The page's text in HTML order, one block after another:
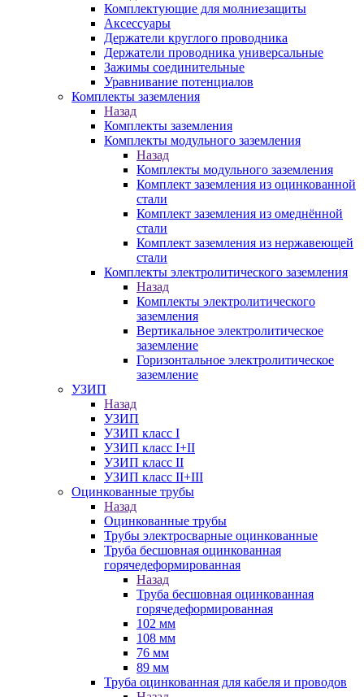
Комплектующие для молниезащиты
Аксессуары
Держатели круглого проводника
Держатели проводника универсальные
Зажимы соединительные
Уравнивание потенциалов
Комплекты заземления
Назад
Комплекты заземления
Комплекты модульного заземления
Назад
Комплекты модульного заземления
Комплект заземления из оцинкованной
стали
Комплект заземления из омеднённой
стали
Комплект заземления из нержавеющей
стали
Комплекты электролитического заземления
Назад
Комплекты электролитического
заземления
Вертикальное электролитическое
заземление
Горизонтальное электролитическое
заземление
УЗИП
Назад
УЗИП
УЗИП класс I
УЗИП класс I+II
УЗИП класс II
УЗИП класс II+III
Оцинкованные трубы
Назад
Оцинкованные трубы
Трубы электросварные оцинкованные
Труба бесшовная оцинкованная
горячедеформированная
Назад
Труба бесшовная оцинкованная
горячедеформированная
102 мм
108 мм
76 мм
89 мм
Труба оцинкованная для кабеля и проводов